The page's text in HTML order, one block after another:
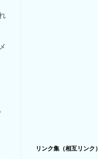
リンク集（相互リンク）